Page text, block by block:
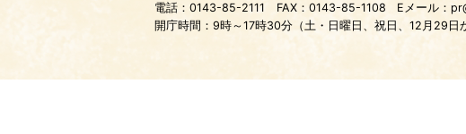
電話：0143-85-2111
FAX：0143-85-1108 Eメール：
開庁時間：9時～17時30分（土・日曜日、祝日、12月29日